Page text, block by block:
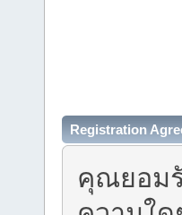
Registration
คุณยอม